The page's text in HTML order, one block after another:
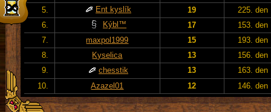
5.
Ent kyslík 19
225. den
6.
Kýbl™ 17
153. den
7.
maxpol1999 15
193. den
8.
Kyselica 13
156. den
9.
chesstik 13
163. den
10.
Azazel01 12 146. den